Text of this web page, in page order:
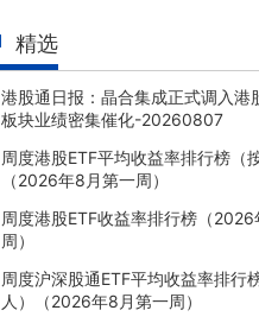
人民币5,406万元
08-07 20:07 |灵宝黄金
河勘查取得重大进展，保有金金属
跃升至53.94吨
08-07 20:04 |迅策(03317.HK)：与
立战略合作备忘，共探能源垂类大
n工厂商业化
08-07 20:02 |
中国泛半导体IMSS市场排名第三
08-07 19:47 | 浙能迈领绿航二次递
精选
港股通日报：晶合集成正式调入港
板块业绩密集催化-20260807
周度港股ETF平均收益率排行榜（
（2026年8月第一周）
周度港股ETF收益率排行榜（
周）
周度沪深股通ETF平均收益率排行
人）（2026年8月第一周）